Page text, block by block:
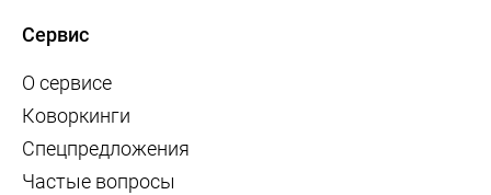
Сервис
О сервисе
Коворкинги
Спецпредложения
Частые вопросы